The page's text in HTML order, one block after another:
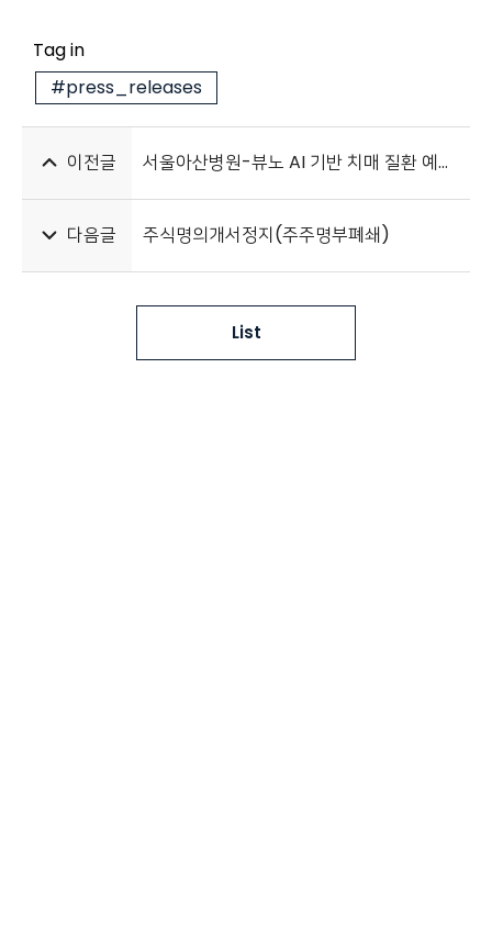
Tag in
#press_releases
이전글 서울아산병원-뷰노 AI 기반 치매 질환 예측 연구 AJNR 게재
다음글 주식명의개서정지(주주명부폐쇄)
List